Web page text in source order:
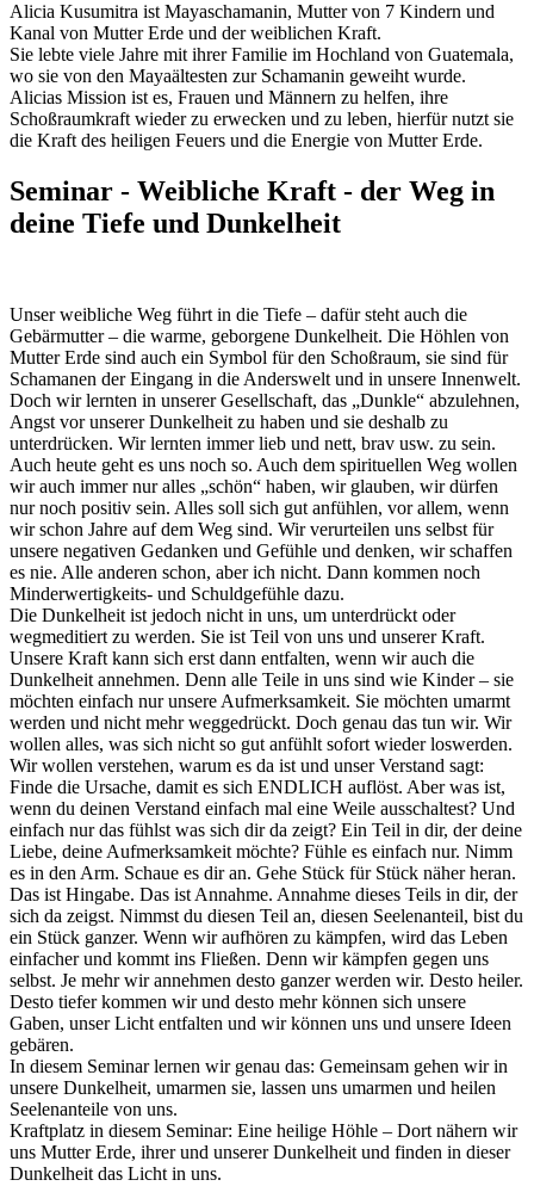
Alicia Kusumitra ist Mayaschamanin, Mutter von 7 Kindern und
Kanal von Mutter Erde und der weiblichen Kraft.
Sie lebte viele Jahre mit ihrer Familie im Hochland von Guatemala,
wo sie von den Mayaältesten zur Schamanin geweiht wurde.
Alicias Mission ist es, Frauen und Männern zu helfen, ihre
Schoßraumkraft wieder zu erwecken und zu leben, hierfür nutzt sie
die Kraft des heiligen Feuers und die Energie von Mutter Erde.
Seminar - Weibliche Kraft - der Weg in
deine Tiefe und Dunkelheit
Unser weibliche Weg führt in die Tiefe – dafür steht auch die
Gebärmutter – die warme, geborgene Dunkelheit. Die Höhlen von
Mutter Erde sind auch ein Symbol für den Schoßraum, sie sind für
Schamanen der Eingang in die Anderswelt und in unsere Innenwelt.
Doch wir lernten in unserer Gesellschaft, das „Dunkle“ abzulehnen,
Angst vor unserer Dunkelheit zu haben und sie deshalb zu
unterdrücken. Wir lernten immer lieb und nett, brav usw. zu sein.
Auch heute geht es uns noch so. Auch dem spirituellen Weg wollen
wir auch immer nur alles „schön“ haben, wir glauben, wir dürfen
nur noch positiv sein. Alles soll sich gut anfühlen, vor allem, wenn
wir schon Jahre auf dem Weg sind. Wir verurteilen uns selbst für
unsere negativen Gedanken und Gefühle und denken, wir schaffen
es nie. Alle anderen schon, aber ich nicht. Dann kommen noch
Minderwertigkeits- und Schuldgefühle dazu.
Die Dunkelheit ist jedoch nicht in uns, um unterdrückt oder
wegmeditiert zu werden. Sie ist Teil von uns und unserer Kraft.
Unsere Kraft kann sich erst dann entfalten, wenn wir auch die
Dunkelheit annehmen. Denn alle Teile in uns sind wie Kinder – sie
möchten einfach nur unsere Aufmerksamkeit. Sie möchten umarmt
werden und nicht mehr weggedrückt. Doch genau das tun wir. Wir
wollen alles, was sich nicht so gut anfühlt sofort wieder loswerden.
Wir wollen verstehen, warum es da ist und unser Verstand sagt:
Finde die Ursache, damit es sich ENDLICH auflöst. Aber was ist,
wenn du deinen Verstand einfach mal eine Weile ausschaltest? Und
einfach nur das fühlst was sich dir da zeigt? Ein Teil in dir, der deine
Liebe, deine Aufmerksamkeit möchte? Fühle es einfach nur. Nimm
es in den Arm. Schaue es dir an. Gehe Stück für Stück näher heran.
Das ist Hingabe. Das ist Annahme. Annahme dieses Teils in dir, der
sich da zeigst. Nimmst du diesen Teil an, diesen Seelenanteil, bist du
ein Stück ganzer. Wenn wir aufhören zu kämpfen, wird das Leben
einfacher und kommt ins Fließen. Denn wir kämpfen gegen uns
selbst. Je mehr wir annehmen desto ganzer werden wir. Desto heiler.
Desto tiefer kommen wir und desto mehr können sich unsere
Gaben, unser Licht entfalten und wir können uns und unsere Ideen
gebären.
In diesem Seminar lernen wir genau das: Gemeinsam gehen wir in
unsere Dunkelheit, umarmen sie, lassen uns umarmen und heilen
Seelenanteile von uns.
Kraftplatz in diesem Seminar: Eine heilige Höhle – Dort nähern wir
uns Mutter Erde, ihrer und unserer Dunkelheit und finden in dieser
Dunkelheit das Licht in uns.